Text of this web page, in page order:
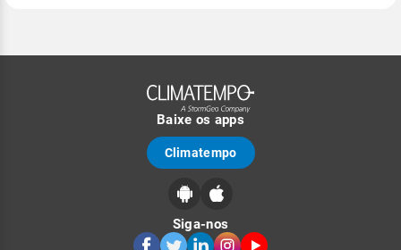
Baixe os apps
Climatempo
Siga-nos